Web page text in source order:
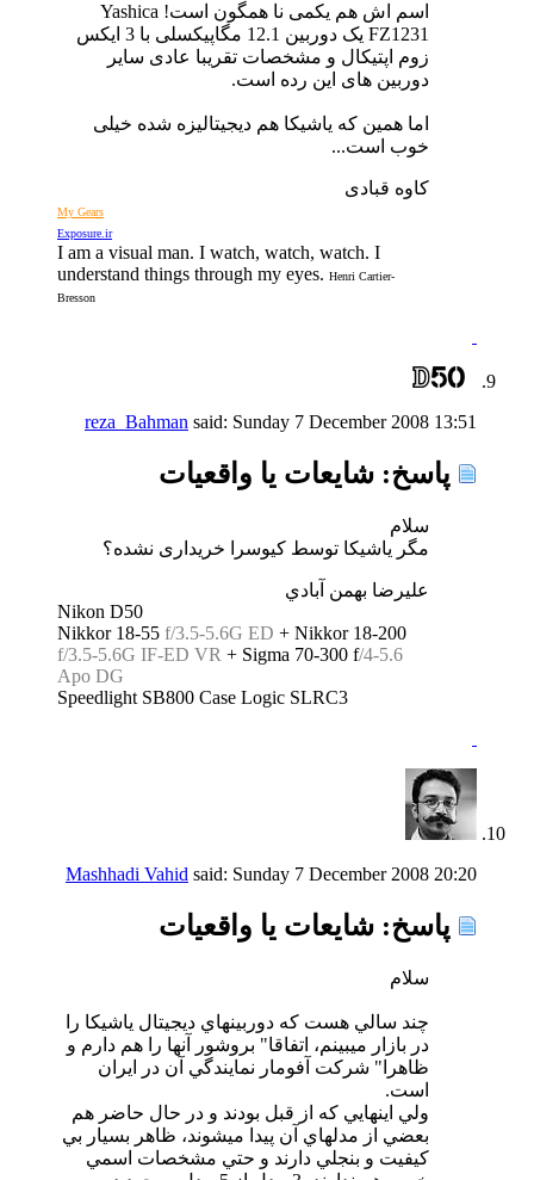
اسم اش هم یکمی نا همگون است! Yashica
FZ1231 یک دوربین 12.1 مگاپیکسلی با 3 ایکس
زوم اپتیکال و مشخصات تقریبا عادی سایر
دوربین های این رده است.
اما همین که یاشیکا هم دیجیتالیزه شده خیلی
خوب است...
کاوه قبادی
My Gears
Exposure.ir
I am a visual man. I watch, watch, watch. I
understand things through my eyes. Henri Cartier-
Bresson
reza_Bahman said: Sunday 7 December 2008 13:51
پاسخ: شايعات يا واقعيات
سلام
مگر یاشیکا توسط کیوسرا خریداری نشده؟
عليرضا بهمن آبادي
Nikon D50
Nikkor 18-55 f/3.5-5.6G ED + Nikkor 18-200
f/3.5-5.6G IF-ED VR + Sigma 70-300 f/4-5.6
Apo DG
Speedlight SB800 Case Logic SLRC3
Mashhadi Vahid said: Sunday 7 December 2008 20:20
پاسخ: شايعات يا واقعيات
سلام
چند سالي هست كه دوربينهاي ديجيتال ياشيكا را
در بازار ميبينم، اتفاقا" بروشور آنها را هم دارم و
ظاهرا" شركت آفومار نمايندگي آن در ايران
است.
ولي اينهايي كه از قبل بودند و در حال حاضر هم
بعضي از مدلهاي آن پيدا ميشوند، ظاهر بسيار بي
كيفيت و بنجلي دارند و حتي مشخصات اسمي